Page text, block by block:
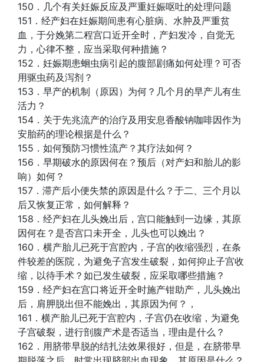
150．几个有关妊娠反应及严重妊娠呕吐的处理问题
151．经产妇在妊娠期间患有心脏病、水肿及严重贫
血，于分娩第二程宫口近开全时，产妇发冷，自觉无
力，心律不整，应当采取何种措施？
152．妊娠期患蛔虫病引起的腹部剧痛如何处理？可否
用驱虫药及泻剂？
153．早产的机制（原因）为何？几个月的早产儿有生
活力？
154．关于先兆流产的治疗及用安息香酸钠咖啡因作为
安胎药的理论根据是什么？
155．如何预防习惯性流产？其疗法如何？
156．早期破水的原因何在？预后（对产妇和胎儿的影
响）如何？
157．滞产后小便失禁的原因是什么？于二、三个月以
后又恢复正常，如何解释？
158．经产妇在儿头娩出后，宫口能触到一边缘，其原
因何在？是否宫口未开全，儿头也可以娩出？
160．横产胎儿已死于宫腔内，子宫的收缩强烈，在条
件较差的医院，为避免子宫发生破裂，如何抑止子宫收
缩，以待手术？如已发生破裂，应采取哪些措施？
159．经产妇在宫口将近开全时施产钳助产，儿头娩出
后，肩胛脱出但不能娩出，其原因为何？，
161．横产胎儿已死于宫腔内，子宫仍在收缩，为避免
子宫破裂，进行剖腹产术是否适当，理由是什么？
162．用脐带早脱的结扎法效果很好，但是，在脐带早